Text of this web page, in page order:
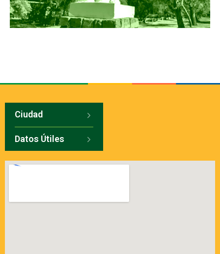
Ciudad
Datos Útiles